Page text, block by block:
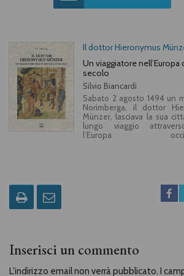
Il dottor Hieronymus
Un viaggiatore nell’Europa
secolo
Silvio Biancardi
Sabato 2 agosto 1494 un
Norimberga, il dottor
Münzer, lasciava la sua
lungo viaggio
l’Europa
il dottore
attentamente attraverso
del sostegno di
Asburgo, Rex
ambasciatore non
Inserisci un commento
L'indirizzo email non verrà pubblicato. I